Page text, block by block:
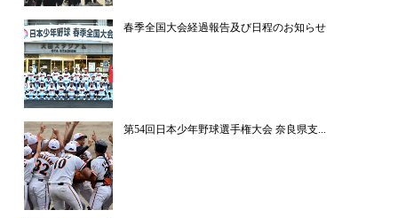
春季全国大会経過報告及び日程のお知らせ
第54回日本少年野球選手権大会 奈良県支...